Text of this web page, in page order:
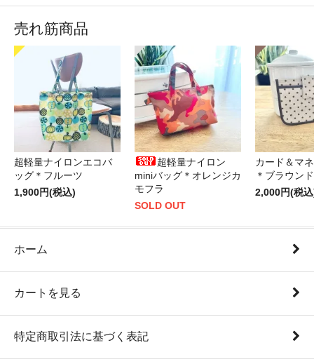
売れ筋商品
超軽量ナイロンエコバ
ッグ＊フルーツ
1,900円(税込)
超軽量ナイロン
miniバッグ＊オレンジカ
モフラ
SOLD OUT
カード＆マ
＊ブラウン
2,000円(税
ホーム
カートを見る
特定商取引法に基づく表記